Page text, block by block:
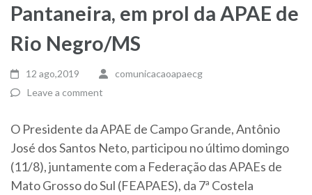
Pantaneira, em prol da APAE de
Rio Negro/MS
12 ago,2019
comunicacaoapaecg
Leave a comment
O Presidente da APAE de Campo Grande, Antônio
José dos Santos Neto, participou no último domingo
(11/8), juntamente com a Federação das APAEs de
Mato Grosso do Sul (FEAPAES), da 7ª Costela